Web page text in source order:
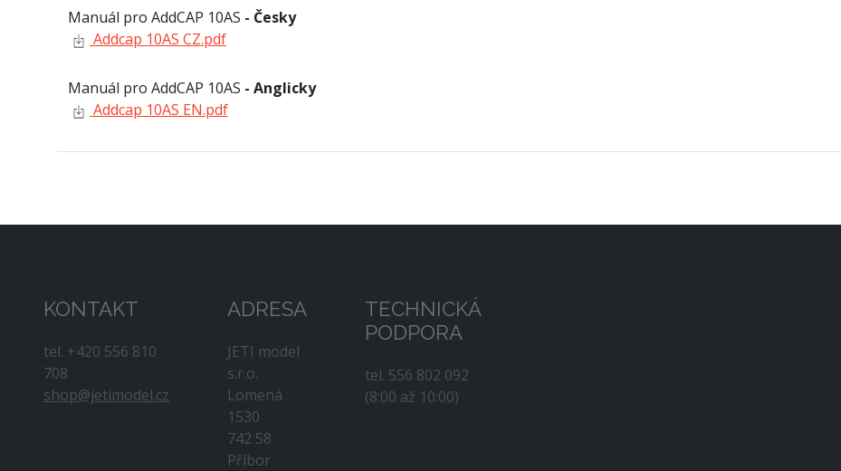
Manuál pro AddCAP 10AS - Česky
Addcap 10AS CZ.pdf
Manuál pro AddCAP 10AS - Anglicky
Addcap 10AS EN.pdf
KONTAKT
tel. +420 556 810
708
shop@jetimodel.cz
ADRESA
JETI model
s.r.o.
Lomená
1530
742 58
Příbor
TECHNICKÁ
PODPORA
tel. 556 802 092
(8:00 až 10:00)